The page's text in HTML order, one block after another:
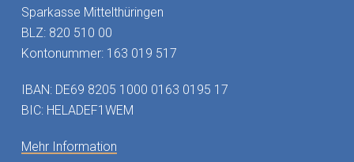
Sparkasse Mittelthüringen
BLZ: 820 510 00
Kontonummer: 163 019 517
IBAN: DE69 8205 1000 0163 0195 17
BIC: HELADEF1WEM
Mehr Information